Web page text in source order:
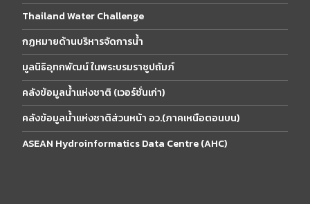
Thailand Water Challenge
กฏหมายด้านบริหารจัดการน้ำ
มูลนิธิอุทกพัฒน์ ในพระบรมราชูปถัมภ์
คลังข้อมูลน้ำแห่งชาติ (เวอร์ชั่นเก่า)
คลังข้อมูลน้ำแห่งชาติส่วนหน้า อว.(ภาคเหนือตอนบน)
ASEAN Hydroinformatics Data Centre (AHC)